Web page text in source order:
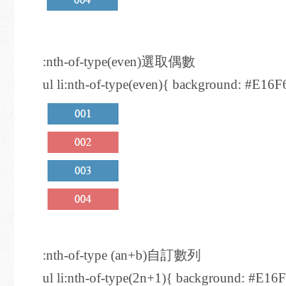
:nth-of-type(even)選取偶數
ul li:nth-of-type(even){ background:
:nth-of-type (an+b)自訂數列
ul li:nth-of-type(2n+1){ background: